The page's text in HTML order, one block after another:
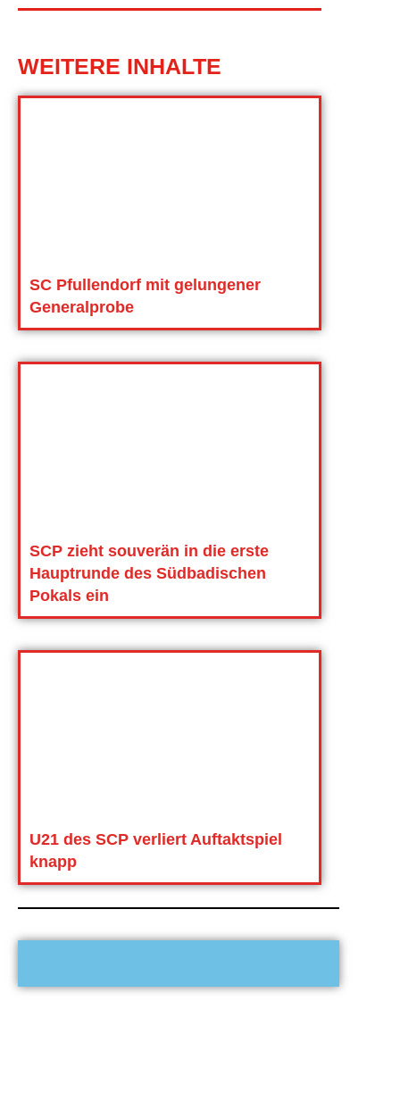
WEITERE INHALTE
SC Pfullendorf mit gelungener
Generalprobe
SCP zieht souverän in die erste
Hauptrunde des Südbadischen
Pokals ein
U21 des SCP verliert Auftaktspiel
knapp